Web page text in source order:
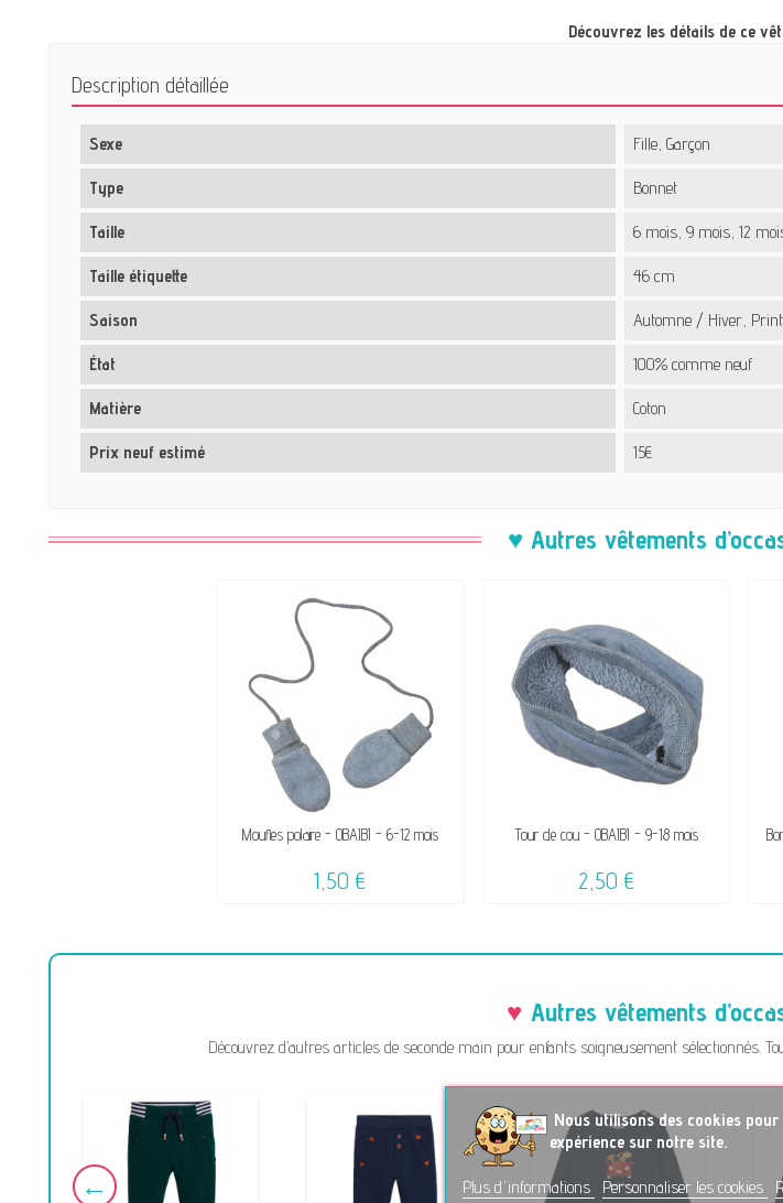
Découvrez les détails de ce
Description détaillée
Sexe Fille, Garçon
Type Bonnet
Taille 6 mois, 9 mois, 12
Taille étiquette 46 cm
Saison Automne / Hiver,
État 100% comme neuf
Matière Coton
Prix neuf estimé 15€
♥ Autres vêtements
Moufles polaire - OBAÏBI - 6-12 mois
1,50 €
Tour de cou - OBAÏBI - 9-18 mois
2,50 €
Autres vêtements
Découvrez d’autres articles de seconde main pour enfants soigneusement sélectionnés.
Nous utilisons des cookies
expérience sur notre site.
Plus d'informations Personnaliser les cookies